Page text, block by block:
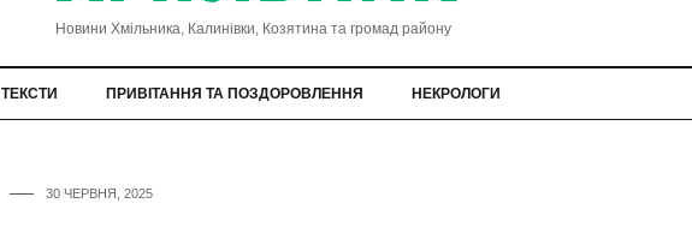
Новини Хмільника, Калинівки, Козятина та громад району
ТЕКСТИ ПРИВІТАННЯ ТА ПОЗДОРОВЛЕННЯ НЕКРОЛОГИ
30 ЧЕРВНЯ, 2025